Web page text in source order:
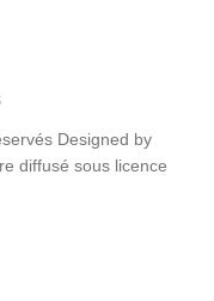
Designed by
diffusé sous licence